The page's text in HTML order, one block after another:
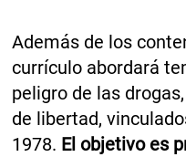
Además de los
currículo abordará
peligro de las
de libertad,
1978. El objetivo es